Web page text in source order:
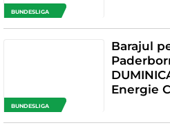
BUNDESLIGA
BUNDESLIGA
Barajul
Energie